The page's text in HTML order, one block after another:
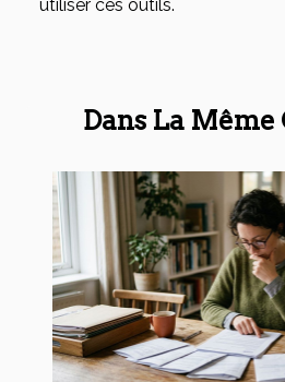
utiliser ces outils.
Dans La Même